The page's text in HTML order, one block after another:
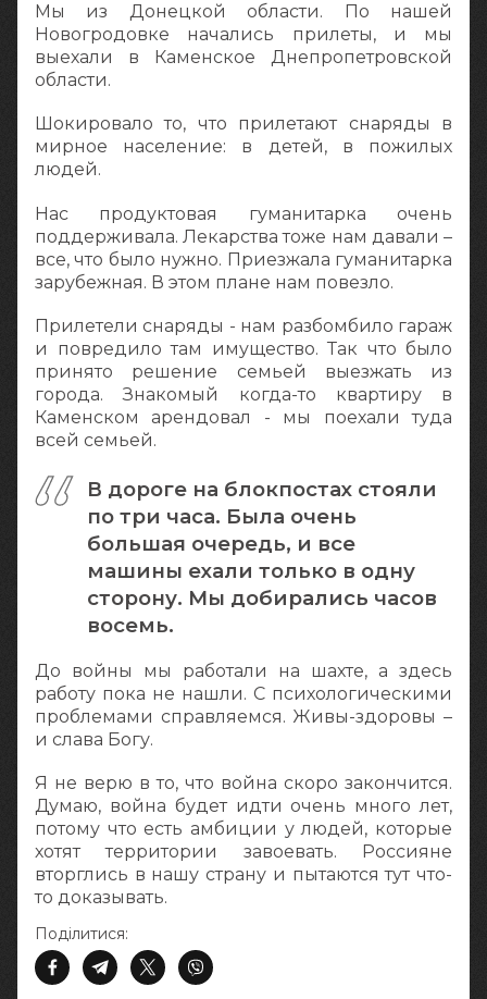
Мы из Донецкой области. По нашей
Новогродовке начались прилеты, и мы
выехали в Каменское Днепропетровской
области.
Шокировало то, что прилетают снаряды в
мирное население: в детей, в пожилых
людей.
Нас продуктовая гуманитарка очень
поддерживала. Лекарства тоже нам давали –
все, что было нужно. Приезжала гуманитарка
зарубежная. В этом плане нам повезло.
Прилетели снаряды - нам разбомбило гараж
и повредило там имущество. Так что было
принято решение семьей выезжать из
города. Знакомый когда-то квартиру в
Каменском арендовал - мы поехали туда
всей семьей.
В дороге на блокпостах стояли
по три часа. Была очень
большая очередь, и все
машины ехали только в одну
сторону. Мы добирались часов
восемь.
До войны мы работали на шахте, а здесь
работу пока не нашли. С психологическими
проблемами справляемся. Живы-здоровы –
и слава Богу.
Я не верю в то, что война скоро закончится.
Думаю, война будет идти очень много лет,
потому что есть амбиции у людей, которые
хотят территории завоевать. Россияне
вторглись в нашу страну и пытаются тут что-
то доказывать.
Поділитися: